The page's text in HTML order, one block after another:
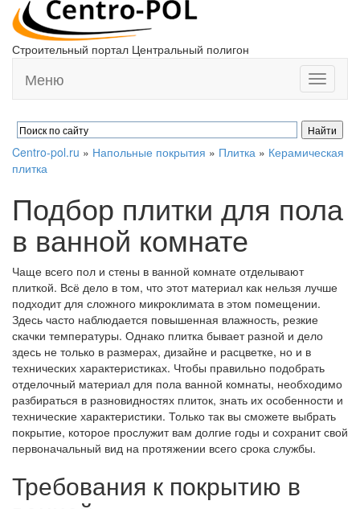
Строительный портал Центральный полигон
Toggle
Меню
Centro-pol.ru » Напольные покрытия » Плитка » Керамическая
плитка
Подбор плитки для пола
в ванной комнате
Чаще всего пол и стены в ванной комнате отделывают
плиткой. Всё дело в том, что этот материал как нельзя лучше
подходит для сложного микроклимата в этом помещении.
Здесь часто наблюдается повышенная влажность, резкие
скачки температуры. Однако плитка бывает разной и дело
здесь не только в размерах, дизайне и расцветке, но и в
технических характеристиках. Чтобы правильно подобрать
отделочный материал для пола ванной комнаты, необходимо
разбираться в разновидностях плиток, знать их особенности и
технические характеристики. Только так вы сможете выбрать
покрытие, которое прослужит вам долгие годы и сохранит свой
первоначальный вид на протяжении всего срока службы.
Требования к покрытию в